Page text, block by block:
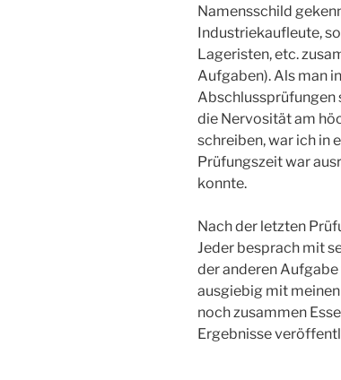
Namensschild
Industriekaufleute,
Lageristen, etc.
Aufgaben). Als man
Abschlussprüfungen
die Nervosität am
schreiben, war ich in
Prüfungszeit war
konnte.
Nach der letzten
Jeder besprach mit
der anderen
ausgiebig mit
noch zusammen
Ergebnisse